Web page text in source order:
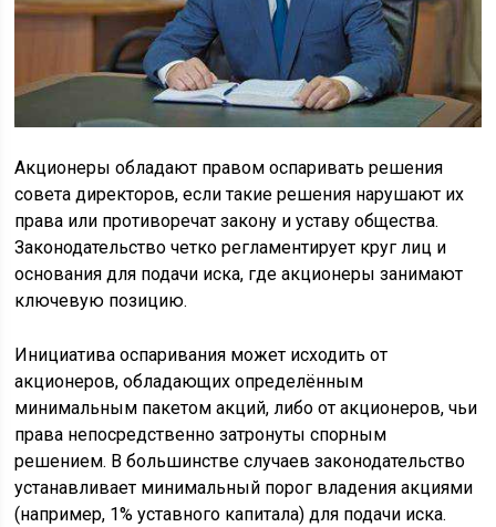
Акционеры обладают правом оспаривать решения
совета директоров, если такие решения нарушают их
права или противоречат закону и уставу общества.
Законодательство четко регламентирует круг лиц и
основания для подачи иска, где акционеры занимают
ключевую позицию.
Инициатива оспаривания может исходить от
акционеров, обладающих определённым
минимальным пакетом акций, либо от акционеров, чьи
права непосредственно затронуты спорным
решением. В большинстве случаев законодательство
устанавливает минимальный порог владения акциями
(например, 1% уставного капитала) для подачи иска.